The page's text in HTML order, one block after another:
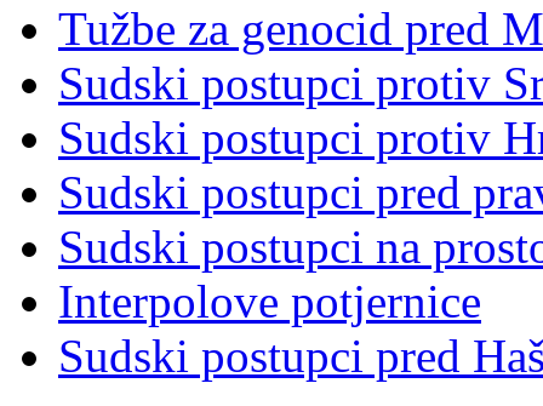
Tužbe za genocid pred
Sudski postupci protiv
Sudski postupci protiv
Sudski postupci pred
Sudski postupci na
Interpolove potjernice
Sudski postupci pred